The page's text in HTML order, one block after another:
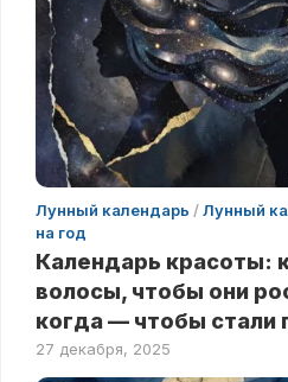
Лунный календарь /Лунный
на год
Календарь красоты:
волосы, чтобы они
когда — чтобы стали
27 декабря, 2025